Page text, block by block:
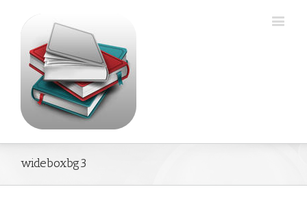
wideboxbg3